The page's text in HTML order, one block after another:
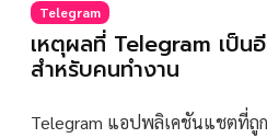
Telegram
เหตุผลที่ Telegram เป็น
สำหรับคนทำงาน
Telegram แอปพลิเคชันแชตที่ถู